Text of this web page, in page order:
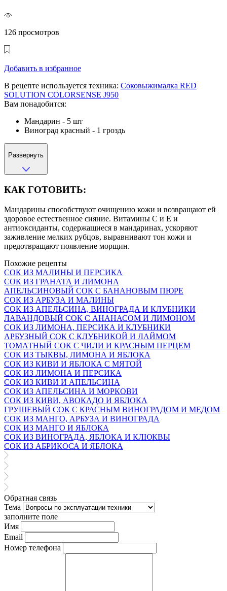
126 просмотров
Добавить в избранное
В рецепте используется техника: Соковыжималка RED
SOLUTION COLORSENSE J950
Вам понадобится:
Мандарин - 5 шт
Виноград красный - 1 гроздь
Развернуть
КАК ГОТОВИТЬ:
Мандарины способствуют очищению кожи и возвращают ей
здоровое естественное сияние. Витамины С и Е и
антиоксиданты, содержащиеся в мандаринах, ускоряют
заживление мелких рубцов, выравнивают тон кожи и
предотвращают появление морщин.
Похожие рецепты
СОК ИЗ МАЛИНЫ И ПЕРСИКА
СОК ИЗ ГРАНАТА И ЛИМОНА
АПЕЛЬСИНОВЫЙ СОК С БАНАНОВЫМ ПЮРЕ
СОК ИЗ АРБУЗА И МАЛИНЫ
СОК ИЗ АПЕЛЬСИНА, ВИНОГРАДА И КЛУБНИКИ
ЛАВАНДОВЫЙ СОК С АНАНАСОМ И ЛИМОНОМ
СОК ИЗ ЛИМОНА, ПЕРСИКА И КЛУБНИКИ
АРБУЗНЫЙ СОК С КЛУБНИКОЙ И ЛАЙМОМ
ТОМАТНЫЙ СОК С ЧИЛИ И КРАСНЫМ ПЕРЦЕМ
СОК ИЗ ТЫКВЫ, ЛИМОНА И ЯБЛОКА
СОК ИЗ КИВИ И ЯБЛОКА С МЯТОЙ
СОК ИЗ ЛИМОНА И ПЕРСИКА
СОК ИЗ КИВИ И АПЕЛЬСИНА
СОК ИЗ АПЕЛЬСИНА И МОРКОВИ
СОК ИЗ КИВИ, АВОКАДО И ЯБЛОКА
ГРУШЕВЫЙ СОК С КРАСНЫМ ВИНОГРАДОМ И МЕДОМ
СОК ИЗ МАНГО, АРБУЗА И ВИНОГРАДА
СОК ИЗ МАНГО И ЯБЛОКА
СОК ИЗ ВИНОГРАДА, ЯБЛОКА И КЛЮКВЫ
СОК ИЗ АБРИКОСА И ЯБЛОКА
Обратная связь
Тема
заполните поле
Имя
Email
Номер телефона